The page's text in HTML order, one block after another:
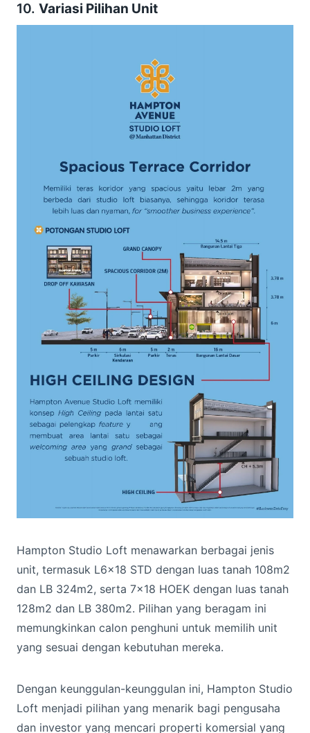
10. Variasi Pilihan Unit
Hampton Studio Loft menawarkan berbagai jenis
unit, termasuk L6x18 STD dengan luas tanah 108m2
dan LB 324m2, serta 7×18 HOEK dengan luas tanah
128m2 dan LB 380m2. Pilihan yang beragam ini
memungkinkan calon penghuni untuk memilih unit
yang sesuai dengan kebutuhan mereka.
Dengan keunggulan-keunggulan ini, Hampton Studio
Loft menjadi pilihan yang menarik bagi pengusaha
dan investor yang mencari properti komersial yang